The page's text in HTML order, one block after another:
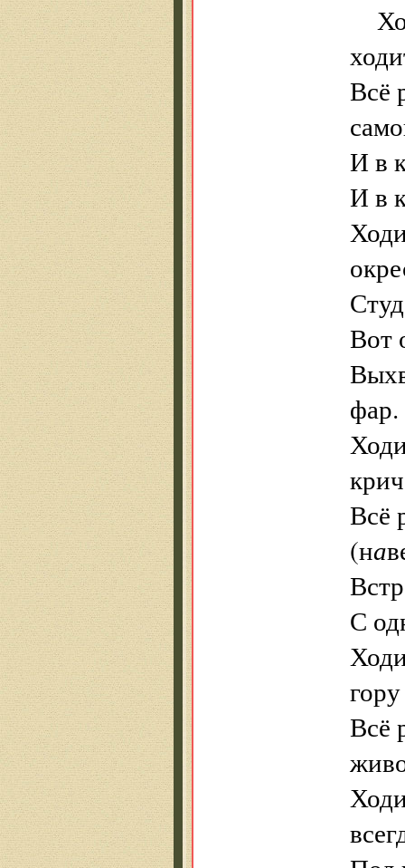
Всё
И в
И в
Вот
фар.
Всё
(на
С
Всё